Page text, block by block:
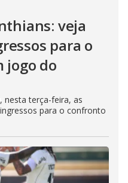
veja
para o
jogo do
nesta terça-feira, as
para o confronto